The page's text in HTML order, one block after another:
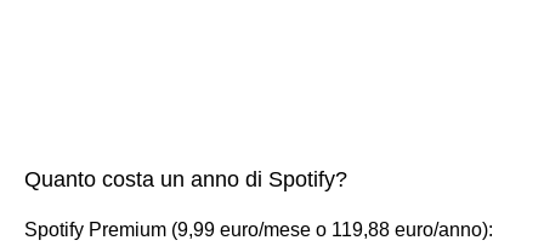
Quanto costa un anno di Spotify?
Spotify Premium (9,99 euro/mese o 119,88 euro/anno):